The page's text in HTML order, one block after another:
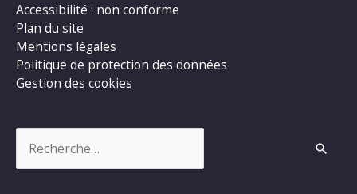
Accessibilité : non conforme
Plan du site
Mentions légales
Politique de protection des données
Gestion des cookies